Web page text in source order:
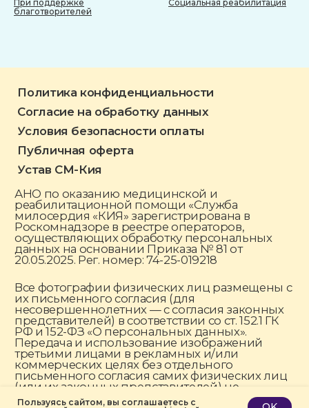
Пользуясь сайтом, вы соглашаетесь с
При поддержке
благотворителей
Социальная реабилитация